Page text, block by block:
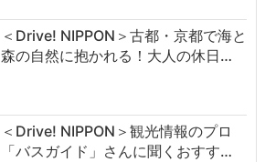
＜Drive! NIPPON＞古都・京都で海と
森の自然に抱かれる！大人の休日…
＜Drive! NIPPON＞観光情報のプロ
「バスガイド」さんに聞くおすす…